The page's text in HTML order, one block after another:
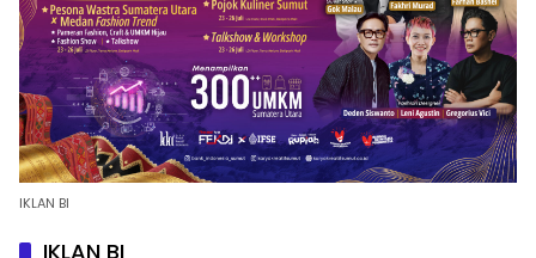
IKLAN BI
IKLAN BI